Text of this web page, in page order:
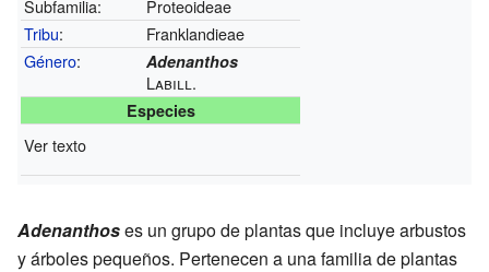
Subfamilia:
Proteoideae
Tribu:
Franklandieae
Género: Adenanthos
Labill.
Especies
Ver texto
Adenanthoses un grupo de plantas que incluye arbustos
y árboles pequeños. Pertenecen a una familia de plantas